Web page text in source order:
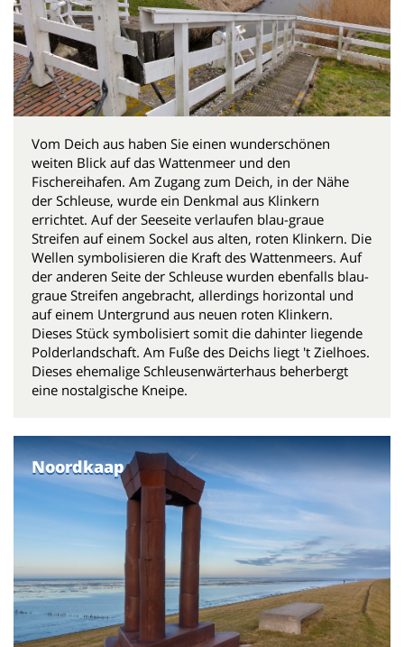
Vom Deich aus haben Sie einen wunderschönen
weiten Blick auf das Wattenmeer und den
Fischereihafen. Am Zugang zum Deich, in der Nähe
der Schleuse, wurde ein Denkmal aus Klinkern
errichtet. Auf der Seeseite verlaufen blau-graue
Streifen auf einem Sockel aus alten, roten Klinkern. Die
Wellen symbolisieren die Kraft des Wattenmeers. Auf
der anderen Seite der Schleuse wurden ebenfalls blau-
graue Streifen angebracht, allerdings horizontal und
auf einem Untergrund aus neuen roten Klinkern.
Dieses Stück symbolisiert somit die dahinter liegende
Polderlandschaft. Am Fuße des Deichs liegt 't Zielhoes.
Dieses ehemalige Schleusenwärterhaus beherbergt
eine nostalgische Kneipe.
Noordkaap